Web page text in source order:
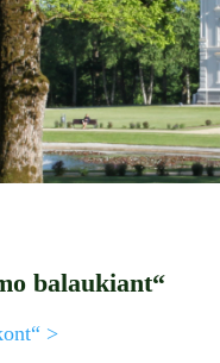
balaukiant“
>